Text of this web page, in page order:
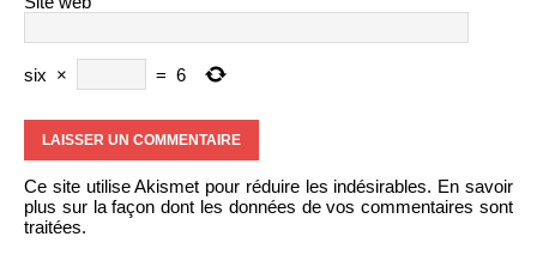
six × = 6
Ce site utilise Akismet pour réduire les indésirables. En savoir
plus sur la façon dont les données de vos commentaires sont
traitées.